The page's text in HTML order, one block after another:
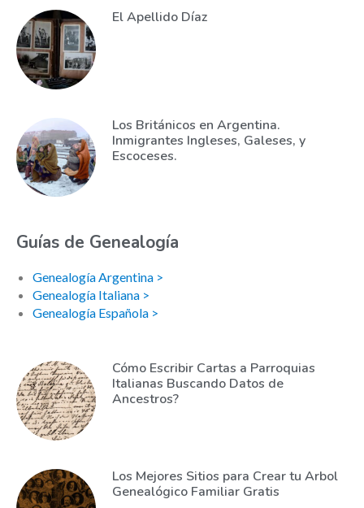
El Apellido Díaz
Los Británicos en Argentina.
Inmigrantes Ingleses, Galeses, y
Escoceses.
Guías de Genealogía
Genealogía Argentina >
Genealogía Italiana >
Genealogía Española >
Cómo Escribir Cartas a Parroquias
Italianas Buscando Datos de
Ancestros?
Los Mejores Sitios para Crear tu Arbol
Genealógico Familiar Gratis